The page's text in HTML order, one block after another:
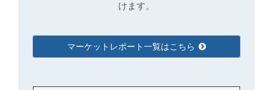
けます。
マーケットレポート一覧はこちら